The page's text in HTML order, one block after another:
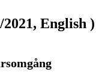
English )